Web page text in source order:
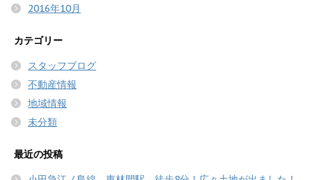
2016年10月
カテゴリー
スタッフブログ
不動産情報
地域情報
未分類
最近の投稿